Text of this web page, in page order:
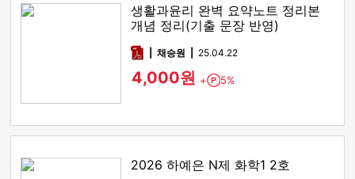
생활과윤리 완벽 요약노트 정리본
개념 정리(기출 문장 반영)
pdf채승원 25.04.22
4,000원 + Point
5%
2026 하예은 N제 화학1 2호